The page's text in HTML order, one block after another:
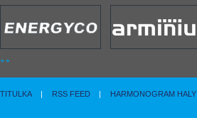
TITULKA | RSS FEED | HARMONOGRAM HALY